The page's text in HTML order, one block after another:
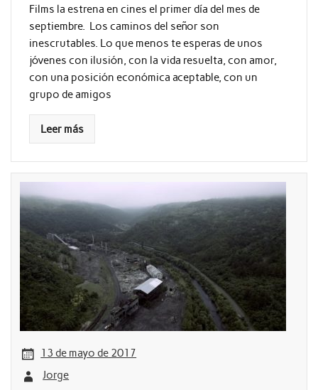
Films la estrena en cines el primer día del mes de
septiembre. Los caminos del señor son
inescrutables. Lo que menos te esperas de unos
jóvenes con ilusión, con la vida resuelta, con amor,
con una posición económica aceptable, con un
grupo de amigos
Leer más
13 de mayo de 2017
Jorge